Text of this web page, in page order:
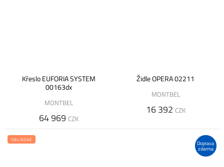
Křeslo EUFORIA SYSTEM
00163dx
MONTBEL
64 969 CZK
Židle OPERA 02211
MONTBEL
16 392 CZK
OBLÍBENÉ Doprava
zdarma